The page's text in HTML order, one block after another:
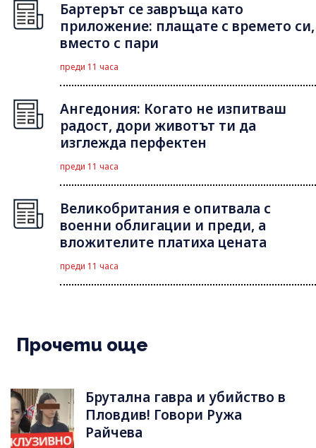
Бартерът се завръща като
приложение: плащате с времето си,
вместо с пари
преди 11 часа
Ангедония: Когато не изпитваш
радост, дори животът ти да
изглежда перфектен
преди 11 часа
Великобритания е опитвала с
военни облигации и преди, а
вложителите платиха цената
преди 11 часа
Прочети още
Брутална гавра и убийство в
Пловдив! Говори Ружа
Райчева